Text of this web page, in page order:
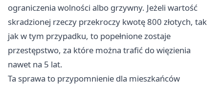
ograniczenia wolności albo grzywny. Jeżeli wartość
skradzionej rzeczy przekroczy kwotę 800 złotych, tak
jak w tym przypadku, to popełnione zostaje
przestępstwo, za które można trafić do więzienia
nawet na 5 lat.
Ta sprawa to przypomnienie dla mieszkańców